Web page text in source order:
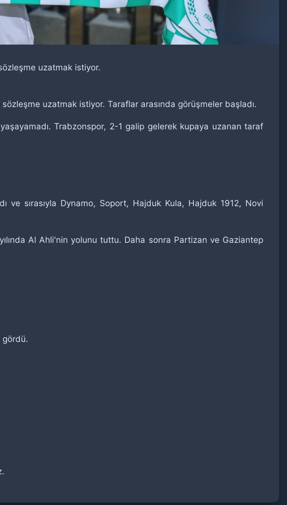
uzatmak istiyor.
sözleşme uzatmak istiyor. Taraflar arasında görüşmeler başladı.
Trabzonspor, 2-1 galip gelerek kupaya uzanan taraf
ve sırasıyla Dynamo, Soport, Hajduk Kula, Hajduk 1912, Novi
Al Ahli'nin yolunu tuttu. Daha sonra Partizan ve Gaziantep
gördü.